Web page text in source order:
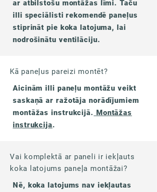
ar atbilstošu montāžas līmi. Taču
illi speciālisti rekomendē paneļus
stiprināt pie koka latojuma, lai
nodrošinātu ventilāciju.
Kā paneļus pareizi montēt?
Aicinām illi paneļu montāžu veikt
saskaņā ar ražotāja norādījumiem
montāžas instrukcijā. Montāžas
instrukcija.
Vai komplektā ar paneli ir iekļauts
koka latojums paneļa montāžai?
Nē, koka latojums nav iekļautas